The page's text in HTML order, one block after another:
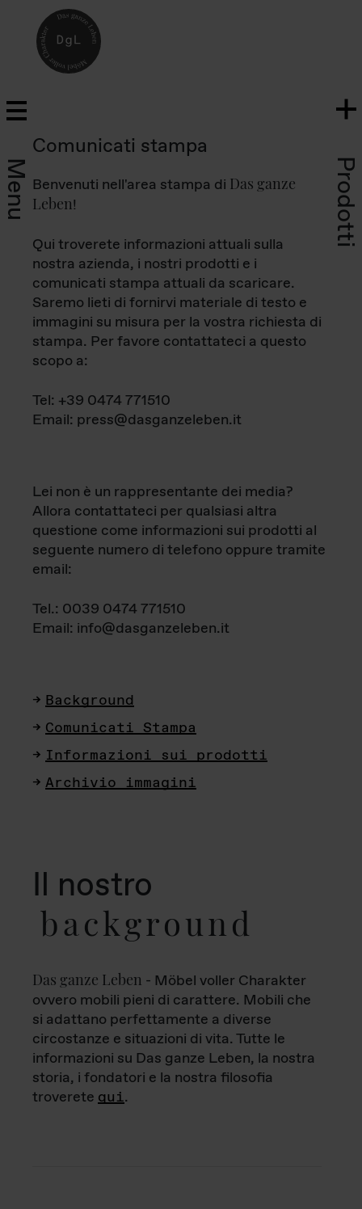
Menu Prodotti
Comunicati stampa
Benvenuti nell'area stampa di Das ganze
Leben!
Qui troverete informazioni attuali sulla
nostra azienda, i nostri prodotti e i
comunicati stampa attuali da scaricare.
Saremo lieti di fornirvi materiale di testo e
immagini su misura per la vostra richiesta di
stampa. Per favore contattateci a questo
scopo a:
Tel: +39 0474 771510
Email: press@dasganzeleben.it
Lei non è un rappresentante dei media?
Allora contattateci per qualsiasi altra
questione come informazioni sui prodotti al
seguente numero di telefono oppure tramite
email:
Tel.: 0039 0474 771510
Email: info@dasganzeleben.it
Background
Comunicati Stampa
Informazioni sui prodotti
Archivio immagini
Il nostro
background
Das ganze Leben - Möbel voller Charakter
ovvero mobili pieni di carattere. Mobili che
si adattano perfettamente a diverse
circostanze e situazioni di vita. Tutte le
informazioni su Das ganze Leben, la nostra
storia, i fondatori e la nostra filosofia
troverete qui.